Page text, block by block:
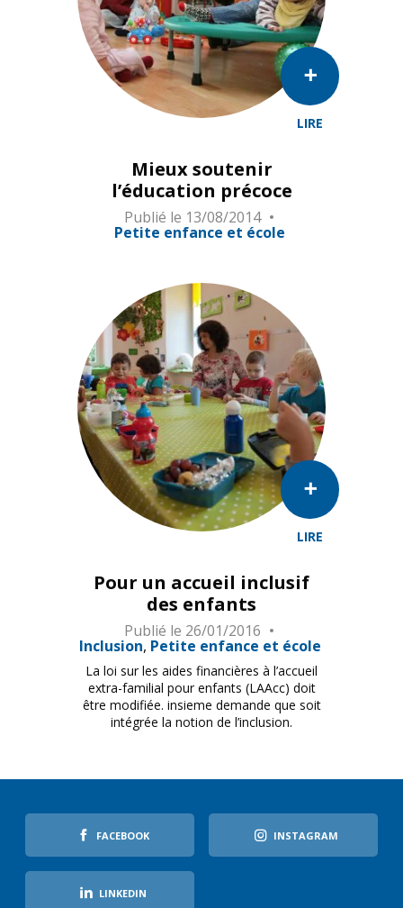
LIRE
Mieux soutenir
l’éducation précoce
Publié le 13/08/2014
Petite enfance et école
LIRE
Pour un accueil inclusif
des enfants
Publié le 26/01/2016
Inclusion Petite enfance et école
La loi sur les aides financières à l’accueil
extra-familial pour enfants (LAAcc) doit
être modifiée. insieme demande que soit
intégrée la notion de l’inclusion.
FACEBOOK INSTAGRAM
LINKEDIN